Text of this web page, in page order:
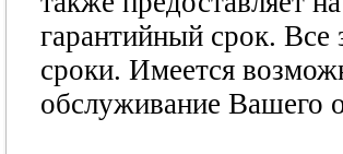
гарантийный срок. Все
сроки. Имеется
обслуживание Вашего